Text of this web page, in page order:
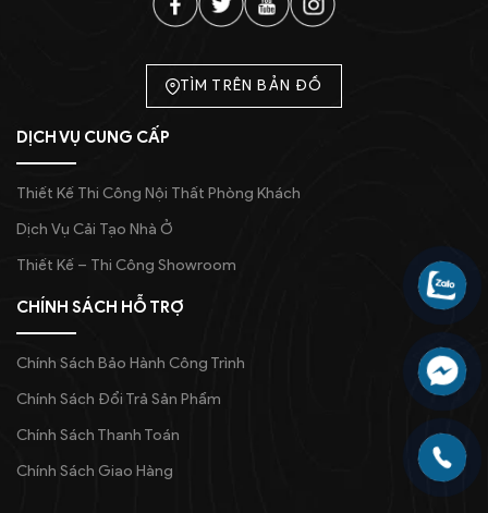
DỊCH VỤ CUNG CẤP
Thiết Kế Thi Công Nội Thất Phòng Khách
Dịch Vụ Cải Tạo Nhà Ở
Thiết Kế – Thi Công Showroom
TÌM TRÊN BẢN ĐỒ
CHÍNH SÁCH HỖ TRỢ
Chính Sách Bảo Hành Công Trình
Chính Sách Đổi Trả Sản Phẩm
Chính Sách Thanh Toán
Chính Sách Giao Hàng